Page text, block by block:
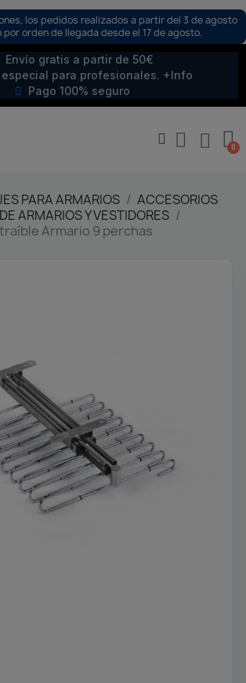
los pedidos realizados a partir del 3 de agosto
orden de llegada desde el 17 de agosto.
Envío gratis a partir de 50€
para profesionales. +Info
Pago 100% seguro
PARA ARMARIOS
ACCESORIOS
ARMARIOS Y VESTIDORES
Armario 9 perchas